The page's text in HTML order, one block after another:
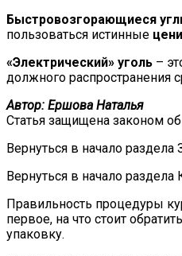
Быстровозгорающиеся
пользоваться истинные
«Электрический» уголь –
должного распространения
Автор: Ершова Наталья
Статья защищена законом
Вернуться в начало раздела
Вернуться в начало раздела
Правильность процедуры
первое, на что стоит
упаковку.